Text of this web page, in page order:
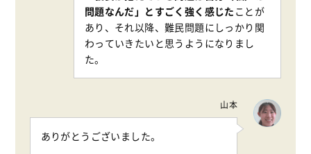
問題なんだ」とすごく強く感じた ことが
あり、それ以降、難民問題にしっかり関
わっていきたいと思うようになりまし
た。
山本
ありがとうございました。